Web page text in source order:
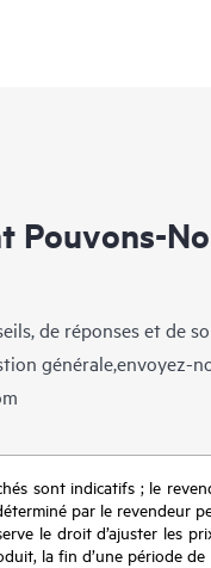
Pouvons-
de réponses et de
générale,envoyez-
sont indicatifs ; le
par le revendeur
le droit d’ajuster les
la fin d’une période